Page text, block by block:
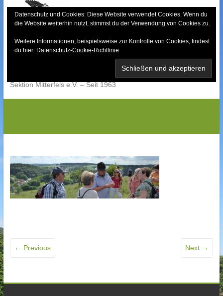
content
Bayerischer Wald-
Sektion Mitterfels e.V. – Seit 1963
← Previous Next →
Datenschutz und Cookies: Diese Website verwendet Cookies. Wenn du
die Website weiterhin nutzt, stimmst du der Verwendung von Cookies zu.
Weitere Informationen, beispielsweise zur Kontrolle von Cookies, findest
du hier: Datenschutz-Cookie-Richtlinie